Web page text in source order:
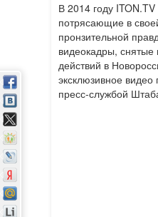
В 2014 году
потрясающие в
пронзительной
видеокадры, снятые
действий в
эксклюзивное
пресс-службой